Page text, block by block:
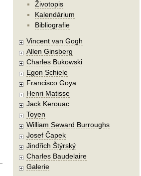
Životopis
Kalendárium
Bibliografie
Vincent van Gogh
Allen Ginsberg
Charles Bukowski
Egon Schiele
Francisco Goya
Henri Matisse
Jack Kerouac
Toyen
William Seward Burroughs
Josef Čapek
Jindřich Štýrský
Charles Baudelaire
Galerie